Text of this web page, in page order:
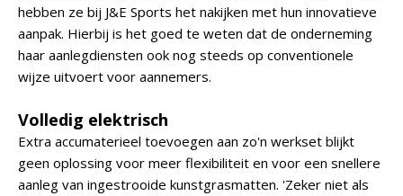
hebben ze bij J&E Sports het nakijken met hun innovatieve
aanpak. Hierbij is het goed te weten dat de onderneming
haar aanlegdiensten ook nog steeds op conventionele
wijze uitvoert voor aannemers.
Volledig elektrisch
Extra accumaterieel toevoegen aan zo'n werkset blijkt
geen oplossing voor meer flexibiliteit en voor een snellere
aanleg van ingestrooide kunstgrasmatten. 'Zeker niet als